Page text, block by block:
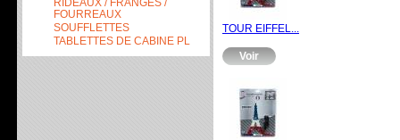
FOURREAUX
SOUFFLETTES
TABLETTES DE CABINE PL
TOUR EIFFEL...
Voir